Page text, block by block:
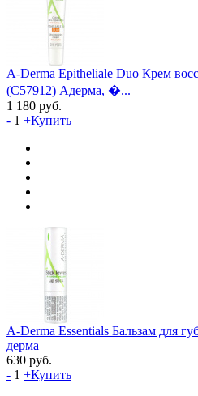
A-Derma Epitheliale Duo Крем
(C57912) Адерма, �...
1 180 руб.
- 1 +Купить
A-Derma Essentials Бальзам для
дерма
630 руб.
- 1 +Купить